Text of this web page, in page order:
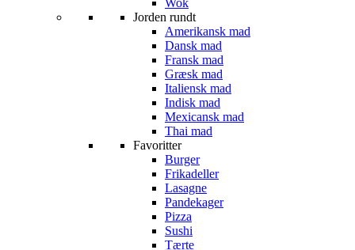
Wok
Jorden rundt
Amerikansk mad
Dansk mad
Fransk mad
Græsk mad
Italiensk mad
Indisk mad
Mexicansk mad
Thai mad
Favoritter
Burger
Frikadeller
Lasagne
Pandekager
Pizza
Sushi
Tærte